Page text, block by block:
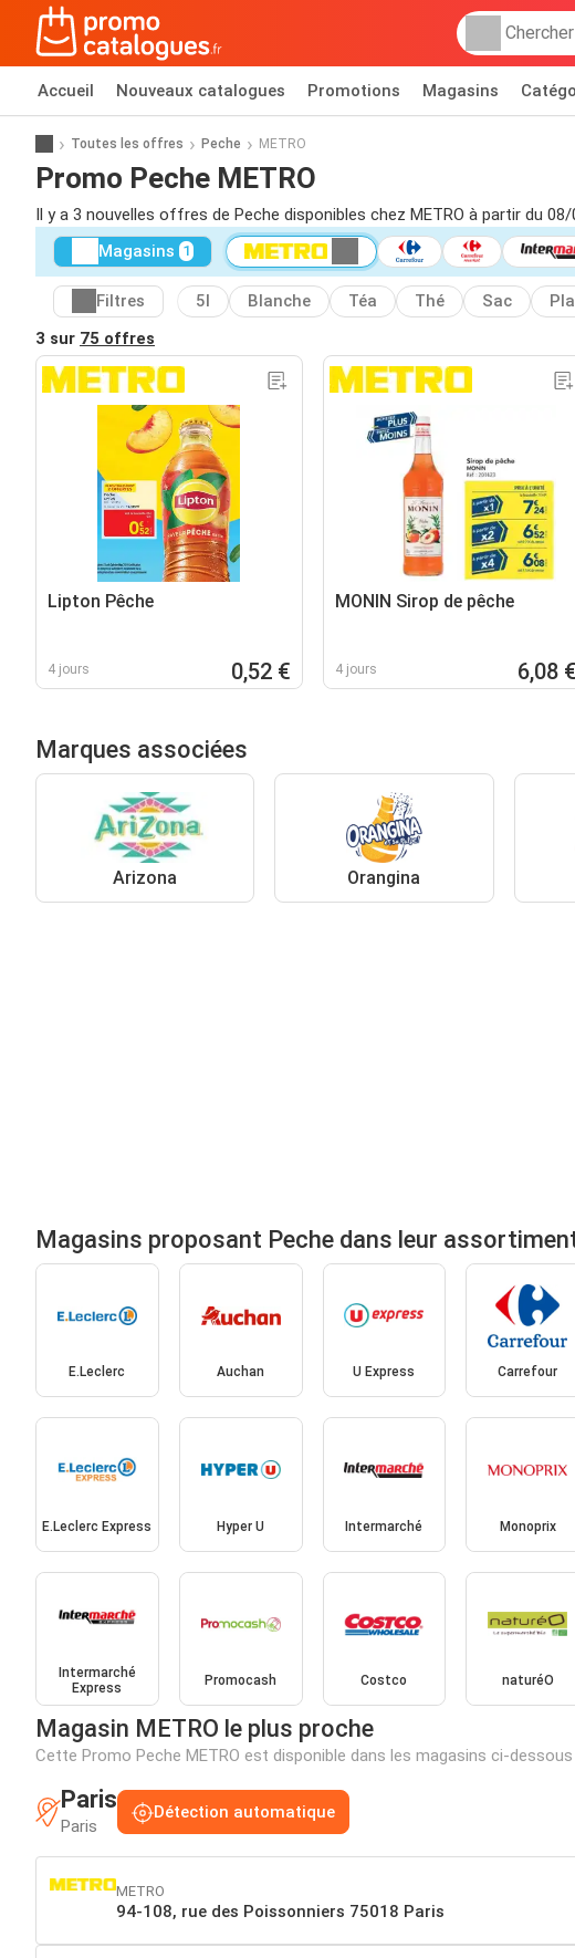
Accueil Nouveaux catalogues Promotions Magasins
Toutes les offres Peche METRO
Promo Peche METRO
Il y a 3 nouvelles offres de Peche disponibles chez METRO à partir du 08/
Magasins 1
Filtres 5l Blanche Téa Thé Sac
3 sur 75 offres
Lipton Pêche
4 jours 0,52 €
MONIN Sirop de pêche
4 jours 6,08 €
Marques associées
Arizona Orangina
Magasins proposant Peche dans leur
E.Leclerc Auchan U Express Carrefour
E.Leclerc Express Hyper U Intermarché Monoprix
Intermarché
Express
Promocash Costco naturéO
Magasin METRO le plus proche
Cette Promo Peche METRO est disponible dans les magasins ci-
Paris
Paris
Détection automatique
METRO
94-108, rue des Poissonniers 75018 Paris